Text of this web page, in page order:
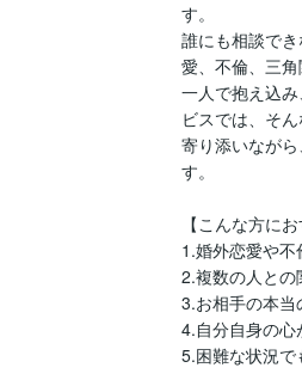
す。
誰にも相談で
愛、不倫、三
一人で抱え込
ビスでは、そ
寄り添いなが
す。
【こんな方に
1.婚外恋愛や
2.複数の人と
3.お相手の本
4.自分自身の
5.困難な状況